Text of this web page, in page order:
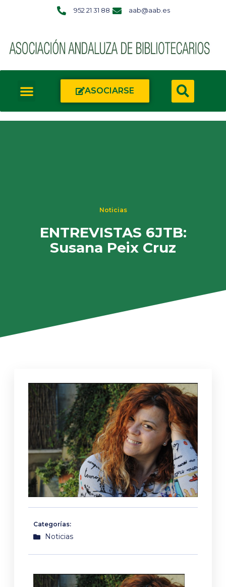
952 21 31 88 aab@aab.es
ASOCIARSE
Noticias
ENTREVISTAS 6JTB:
Susana Peix Cruz
Categorías:
Noticias